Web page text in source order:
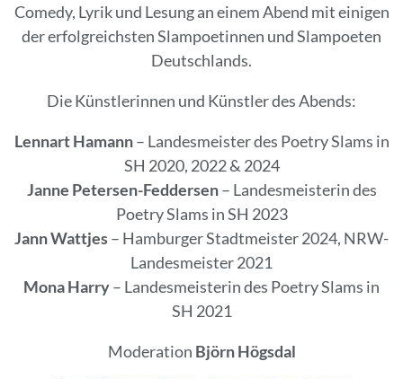
Comedy, Lyrik und Lesung an einem Abend mit einigen
der erfolgreichsten Slampoetinnen und Slampoeten
Deutschlands.
Die Künstlerinnen und Künstler des Abends:
Lennart Hamann– Landesmeister des Poetry Slams in
SH 2020, 2022 & 2024
Janne Petersen-Feddersen– Landesmeisterin des
Poetry Slams in SH 2023
Jann Wattjes– Hamburger Stadtmeister 2024, NRW-
Landesmeister 2021
Mona Harry– Landesmeisterin des Poetry Slams in
SH 2021
Moderation Björn Högsdal